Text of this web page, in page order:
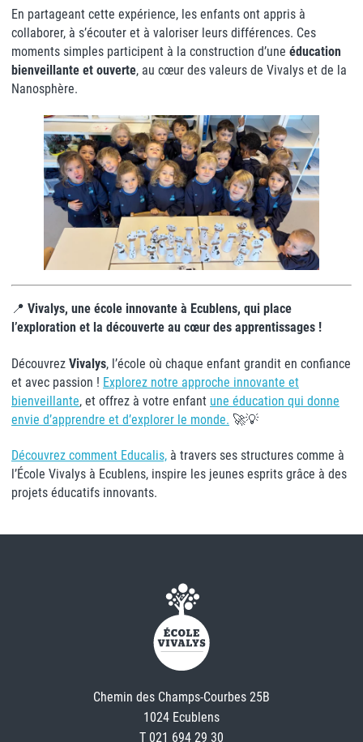
En partageant cette expérience, les enfants ont appris à
collaborer, à s’écouter et à valoriser leurs différences. Ces
moments simples participent à la construction d’une éducation
bienveillante et ouverte, au cœur des valeurs de Vivalys et de la
Nanosphère.
📍 Vivalys, une école innovante à Ecublens, qui place
l’exploration et la découverte au cœur des apprentissages !
Découvrez Vivalys, l’école où chaque enfant grandit en confiance
et avec passion ! Explorez notre approche innovante et
bienveillante, et offrez à votre enfant une éducation qui donne
envie d’apprendre et d’explorer le monde. 🚀💡
Découvrez comment Educalis, à travers ses structures comme à
l’École Vivalys à Ecublens, inspire les jeunes esprits grâce à des
projets éducatifs innovants.
Chemin des Champs-Courbes 25B
1024 Ecublens
T 021 694 29 30